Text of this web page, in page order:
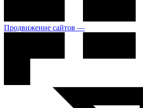
Продвижение сайтов —